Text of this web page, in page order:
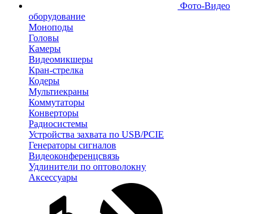
Фото-Видео
оборудование
Моноподы
Головы
Камеры
Видеомикшеры
Кран-стрелка
Кодеры
Мультиекраны
Коммутаторы
Конверторы
Радиосистемы
Устройства захвата по USB/PCIE
Генераторы сигналов
Видеоконференцсвязь
Удлинители по оптоволокну
Аксессуары